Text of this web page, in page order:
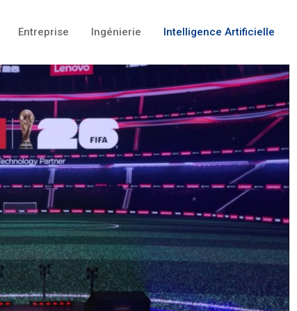
Entreprise Ingénierie Intelligence Artificielle